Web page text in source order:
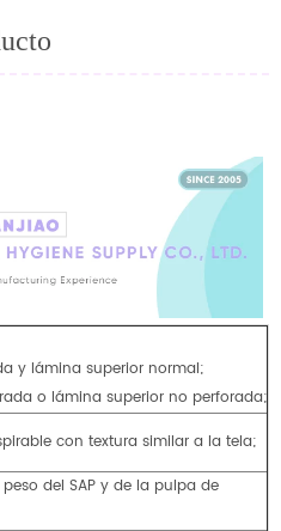
y lámina superior normal;
o lámina superior no perforada;
con textura similar a la tela;
del SAP y de la pulpa de